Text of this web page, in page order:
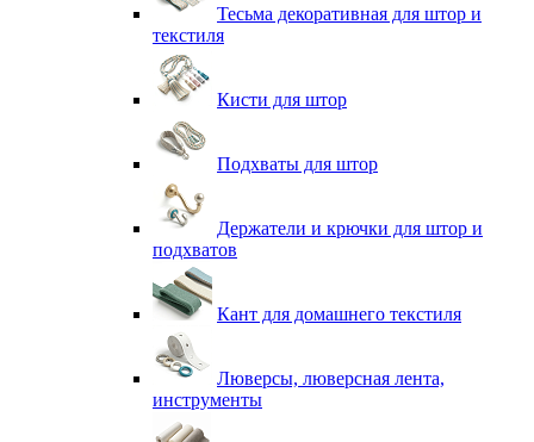
Тесьма декоративная для штор и
текстиля
Кисти для штор
Подхваты для штор
Держатели и крючки для штор и
подхватов
Кант для домашнего текстиля
Люверсы, люверсная лента,
инструменты